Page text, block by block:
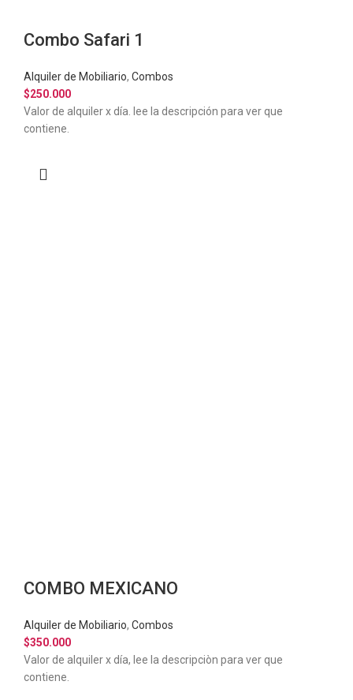
Combo Safari 1
Alquiler de Mobiliario, Combos
$250.000
Valor de alquiler x día. lee la descripción para ver que
contiene.
COMBO MEXICANO
Alquiler de Mobiliario, Combos
$350.000
Valor de alquiler x día, lee la descripciòn para ver que
contiene.